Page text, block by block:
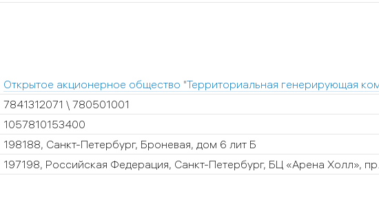
Открытое акционерное общество "Территориальная генерирующая
7841312071 \ 780501001
1057810153400
198188, Санкт-Петербург, Броневая, дом 6 лит Б
197198, Российская Федерация, Санкт-Петербург, БЦ «Арена Холл»,